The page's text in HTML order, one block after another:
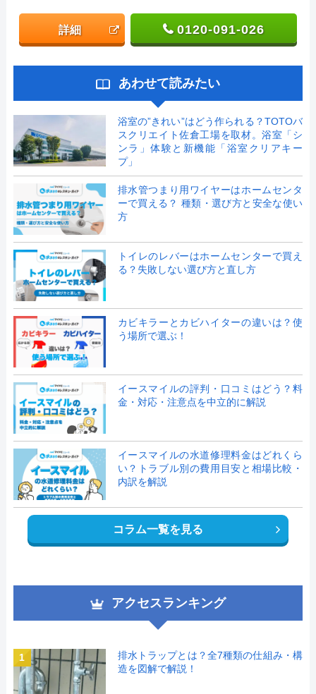
詳細 0120-091-026
あわせて読みたい
浴室の”きれい”はどう作られる？TOTOバ
スクリエイト佐倉工場を取材。浴室「シ
ンラ」体験と新機能「浴室クリアキー
プ」
排水管つまり用ワイヤーはホームセンタ
ーで買える？ 種類・選び方と安全な使い
方
トイレのレバーはホームセンターで買え
る？失敗しない選び方と直し方
カビキラーとカビハイターの違いは？使
う場所で選ぶ！
イースマイルの評判・口コミはどう？料
金・対応・注意点を中立的に解説
イースマイルの水道修理料金はどれくら
い？トラブル別の費用目安と相場比較・
内訳を解説
コラム一覧を見る
アクセスランキング
1
排水トラップとは？全7種類の仕組み・構
造を図解で解説！